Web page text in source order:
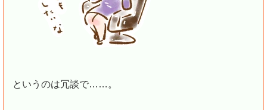
というのは冗談で……。